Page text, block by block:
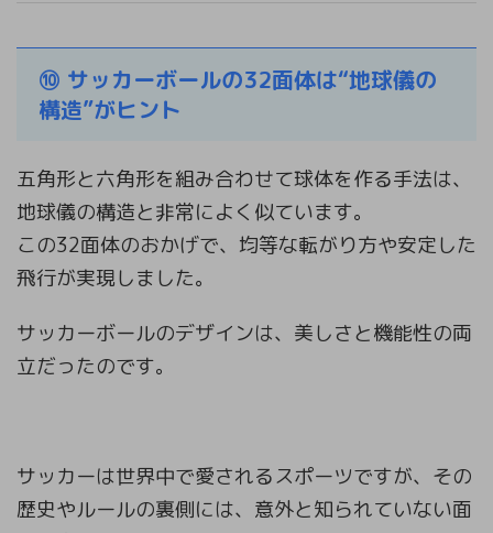
⑩ サッカーボールの32面体は“地球儀の
構造”がヒント
五角形と六角形を組み合わせて球体を作る手法は、
地球儀の構造と非常によく似ています。
この32面体のおかげで、均等な転がり方や安定した
飛行が実現しました。
サッカーボールのデザインは、美しさと機能性の両
立だったのです。
サッカーは世界中で愛されるスポーツですが、その
歴史やルールの裏側には、意外と知られていない面